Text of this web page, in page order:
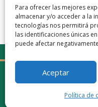
Para ofrecer las mejores
almacenar y/o acceder a la
tecnologías nos permitirá
las identificaciones únicas
puede afectar
Aceptar
Política de